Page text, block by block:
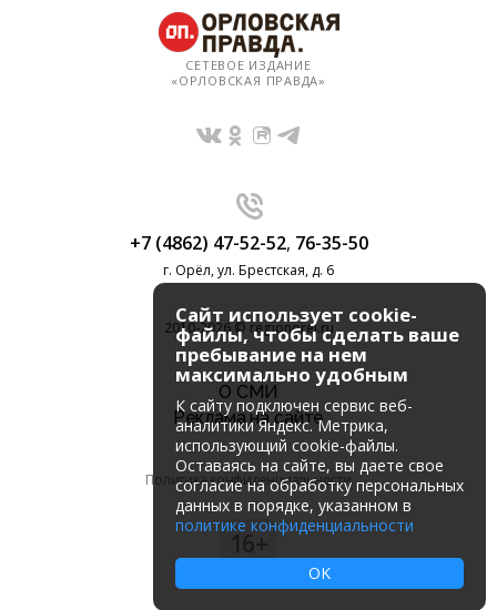
СЕТЕВОЕ ИЗДАНИЕ
«ОРЛОВСКАЯ ПРАВДА»
+7 (4862) 47-52-52, 76-35-50
г. Орёл, ул. Брестская, д. 6
2010-2026 © regionorel.ru
О СМИ
Реклама на сайте
Политика конфиденциальности
16+
Сайт использует cookie-
файлы, чтобы сделать ваше
пребывание на нем
максимально удобным
К cайту подключен сервис веб-
аналитики Яндекс. Метрика,
использующий cookie-файлы.
Оставаясь на сайте, вы даете свое
согласие на обработку персональных
данных в порядке, указанном в
политике конфиденциальности
OK